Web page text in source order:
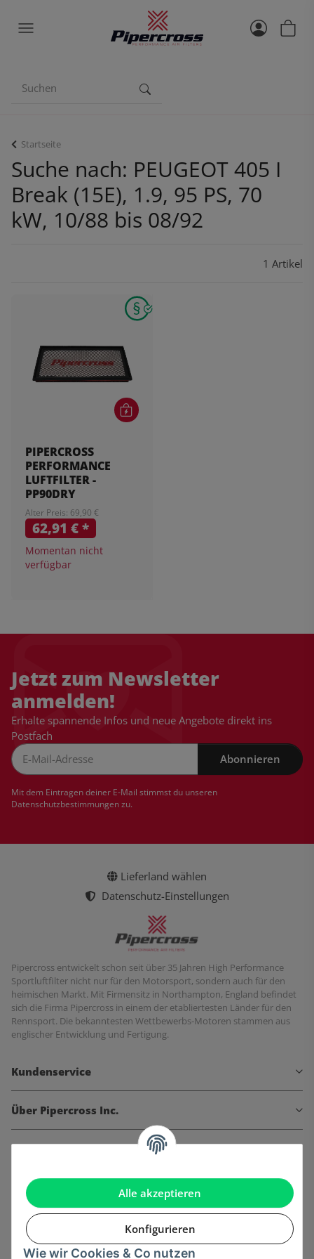
Alle akzeptieren
Konfigurieren
Wie wir Cookies & Co nutzen
Startseite
Suche nach: PEUGEOT 405 I
Break (15E), 1.9, 95 PS, 70
kW, 10/88 bis 08/92
1 Artikel
PIPERCROSS
PERFORMANCE
LUFTFILTER -
PP90DRY
Alter Preis: 69,90 €
62,91 €*
Momentan nicht
verfügbar
Jetzt zum Newsletter
anmelden!
Erhalte spannende Infos und neue Angebote direkt ins
Postfach
Abonnieren
Mit dem Eintragen deiner E-Mail stimmst du unseren
Datenschutzbestimmungenzu.
Lieferland wählen
Datenschutz-Einstellungen
Pipercross entwickelt schon seit über 35 Jahren High Performance
Sportluftfilter nicht nur für den Motorsport, sondern auch für den
heimischen Markt. Mit Firmensitz in Northampton, England befindet
sich die Firma Pipercross in einem der etabliertesten Länder für den
Rennsport. Die bekanntesten Wettbewerbs-Motoren stammen aus
englischer Entwicklung und Fertigung.
Kundenservice
Über Pipercross Inc.
Informationen
Gesetzliche Informationen